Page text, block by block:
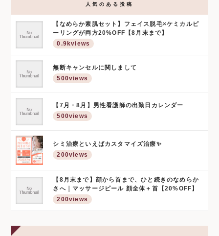
人気のある投稿
【なめらか素肌セット】フェイス脱毛×ケミカルピ
ーリングが両方20%OFF【8月末まで】
0.9kviews
無断キャンセルに関しまして
500views
【7月・8月】男性看護師の出勤日カレンダー
500views
シミ治療といえばカスタマイズ治療✨
200views
【8月末まで】顔から首まで、ひと続きのなめらか
さへ｜マッサージピール 顔全体＋首【20%OFF】
200views